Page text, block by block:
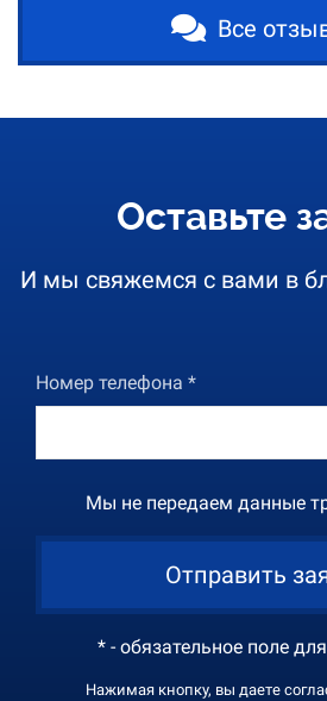
Все
Оставьте
И мы свяжемся с вами в
Номер телефона *
Мы не передаем данные
Отправить
* - обязательное поле
Нажимая кнопку, вы даете